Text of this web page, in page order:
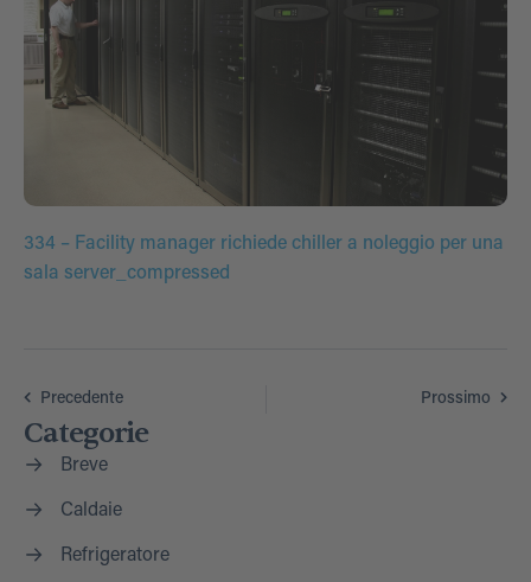
334 – Facility manager richiede chiller a noleggio per una
sala server_compressed
Precedente Prossimo
Categorie
Breve
Caldaie
Refrigeratore